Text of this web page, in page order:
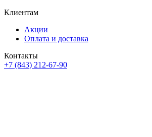
Клиентам
Акции
Оплата и доставка
Контакты
+7 (843) 212-67-90